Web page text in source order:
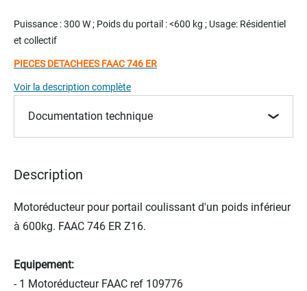
to
the
of
images
Puissance : 300 W ; Poids du portail : <600 kg ; Usage: Résidentiel
et collectif
PIECES DETACHEES FAAC 746 ER
Voir la description complète
Documentation technique
Description
Motoréducteur pour portail coulissant d'un poids inférieur
à 600kg. FAAC 746 ER Z16.
Equipement:
- 1 Motoréducteur FAAC ref 109776